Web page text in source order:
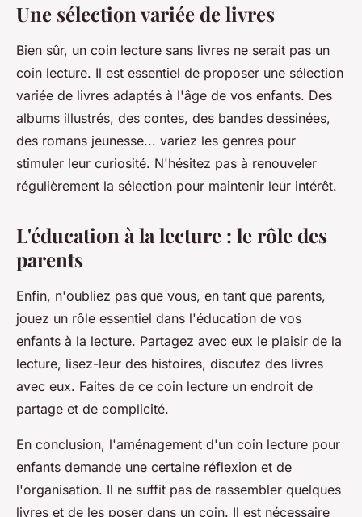
Une sélection variée de livres
Bien sûr, un coin lecture sans livres ne serait pas un
coin lecture. Il est essentiel de proposer une sélection
variée de livres adaptés à l'âge de vos enfants. Des
albums illustrés, des contes, des bandes dessinées,
des romans jeunesse... variez les genres pour
stimuler leur curiosité. N'hésitez pas à renouveler
régulièrement la sélection pour maintenir leur intérêt.
L'éducation à la lecture : le rôle des
parents
Enfin, n'oubliez pas que vous, en tant que parents,
jouez un rôle essentiel dans l'éducation de vos
enfants à la lecture. Partagez avec eux le plaisir de la
lecture, lisez-leur des histoires, discutez des livres
avec eux. Faites de ce coin lecture un endroit de
partage et de complicité.
En conclusion, l'aménagement d'un coin lecture pour
enfants demande une certaine réflexion et de
l'organisation. Il ne suffit pas de rassembler quelques
livres et de les poser dans un coin. Il est nécessaire